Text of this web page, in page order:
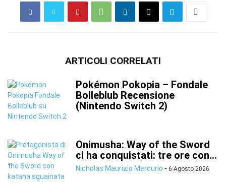
ARTICOLI CORRELATI
Pokémon Pokopia – Fondale
Bolleblub Recensione
(Nintendo Switch 2)
Onimusha: Way of the Sword
ci ha conquistati: tre ore con...
Nicholas Maurizio Mercurio - 6 Agosto 2026